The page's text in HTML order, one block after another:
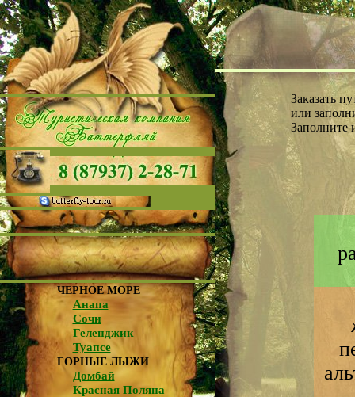
ЧЕРНОЕ МОРЕ
Анапа
Сочи
Геленджик
Туапсе
ГОРНЫЕ ЛЫЖИ
Домбай
Красная Поляна
Заказать
или
Заполните